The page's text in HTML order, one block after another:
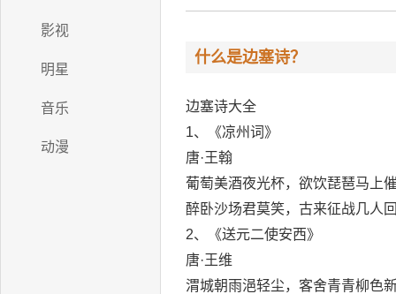
影视
明星
音乐
动漫
什么是边塞诗？
边塞诗大全
1、《凉州词》
唐·王翰
葡萄美酒夜光杯，欲饮琵琶马上催
醉卧沙场君莫笑，古来征战几人回
2、《送元二使安西》
唐·王维
渭城朝雨浥轻尘，客舍青青柳色新